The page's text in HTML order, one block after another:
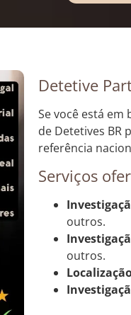
Detetive
Se você está
de Detetives BR
referência
Serviços
outros.
outros.